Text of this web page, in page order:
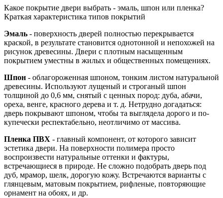
Какое покрытие двери выбрать - эмаль, шпон или пленка?
Краткая характеристика типов покрытий
Эмаль - поверхность дверей полностью перекрывается
краской, в результате становится однотонной и непохожей на
рисунок древесины. Двери с плотным насыщенным
покрытием уместны в жилых и общественных помещениях.
Шпон - облагороженная шпоном, тонким листом натуральной
древесины. Используют лущеный и строганый шпон
толщиной до 0,6 мм, снятый с ценных пород: дуба, абачи,
ореха, венге, красного дерева и т. д. Нетрудно догадаться:
дверь покрывают шпоном, чтобы та выглядела дорого и по-
купечески респектабельно, неотличимо от массива.
Пленка ПВХ - главный компонент, от которого зависит
эстетика двери. На поверхности полимера просто
воспроизвести натуральные оттенки и фактуры,
встречающиеся в природе. Не сложно подобрать дверь под
дуб, мрамор, шелк, дорогую кожу. Встречаются варианты с
глянцевым, матовым покрытием, рифленые, повторяющие
орнамент на обоях, и др.